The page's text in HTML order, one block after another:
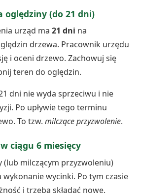
oględziny (do 21 dni)
urząd ma 21 dni na
drzewa. Pracownik urzędu
i oceni drzewo. Zachowuj się
teren do oględzin.
dni nie wyda sprzeciwu i nie
Po upływie tego terminu
To tzw. milczące przyzwolenie.
ciągu 6 miesięcy
(lub milczącym przyzwoleniu)
wykonanie wycinki. Po tym czasie
i trzeba składać nowe.